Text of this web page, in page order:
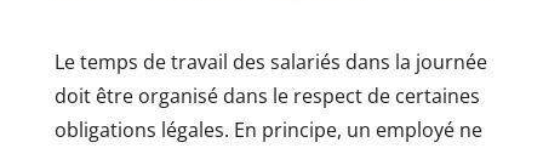
Le temps de travail des salariés dans la journée
doit être organisé dans le respect de certaines
obligations légales. En principe, un employé ne